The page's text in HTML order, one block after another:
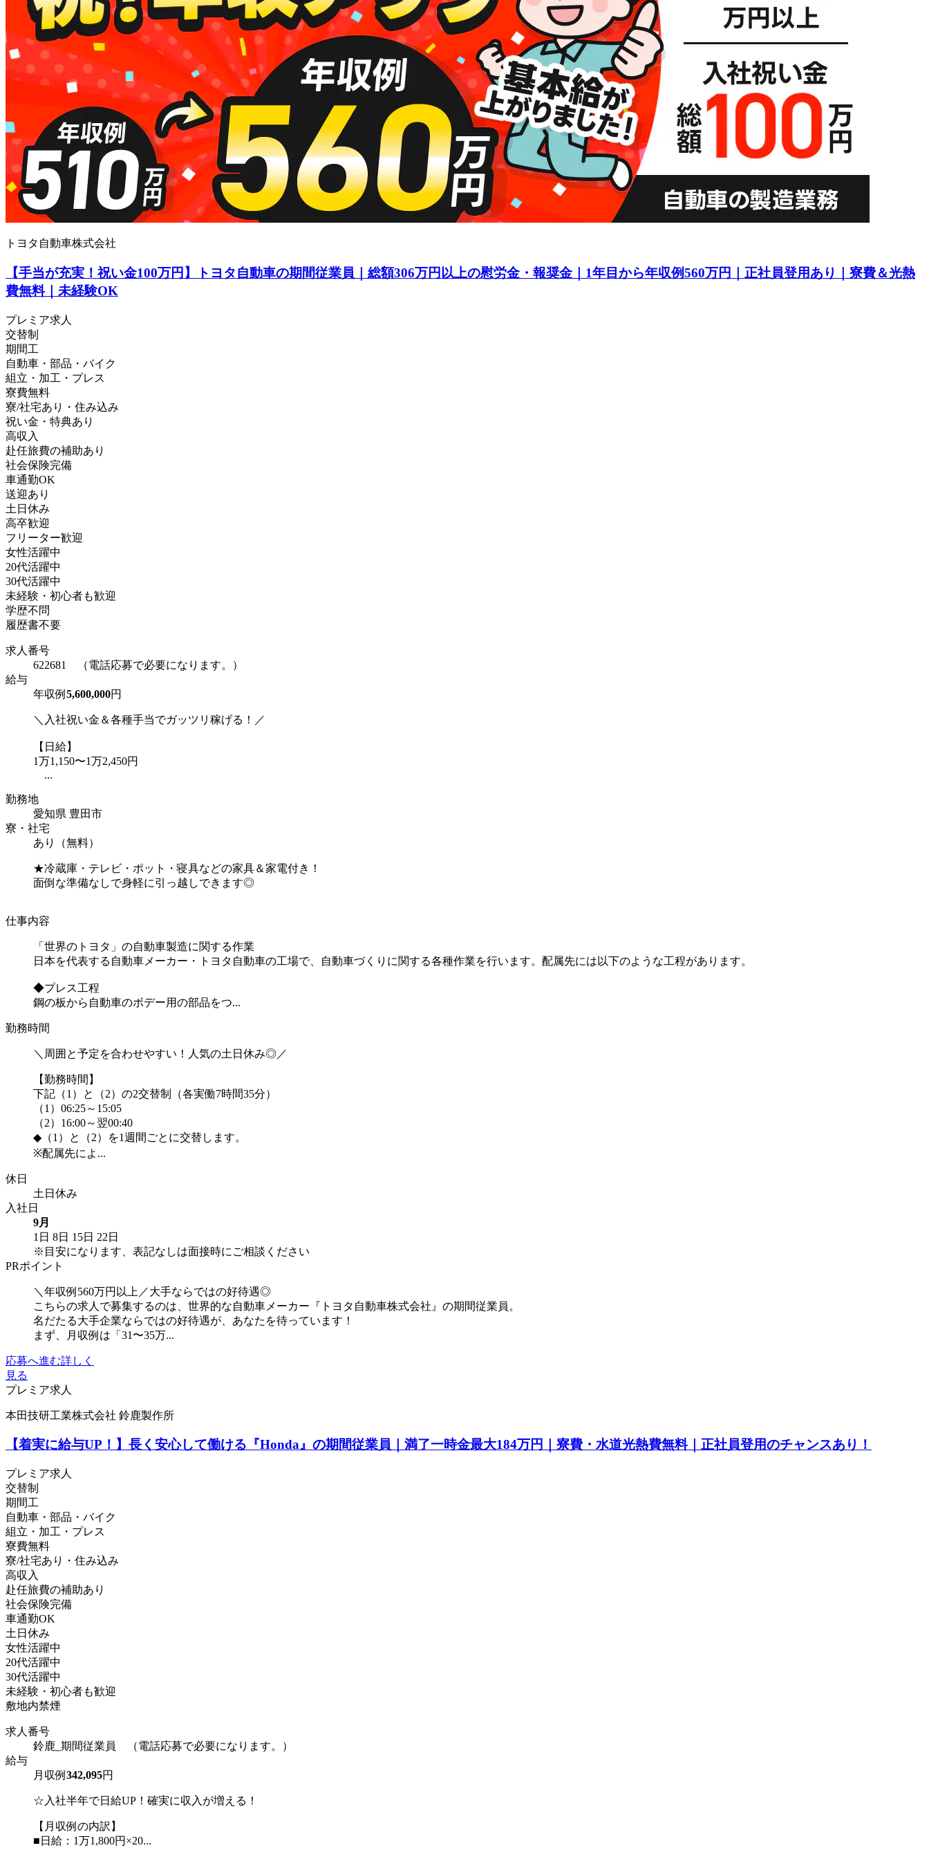
トヨタ自動車株式会社
【手当が充実！祝い金100万円】トヨタ自動車の期間従業員｜総額306万円以上の慰労金・報奨金｜1年目から年収例560万円｜正社員登用あり｜寮費＆光熱
費無料｜未経験OK
プレミア求人
交替制
期間工
自動車・部品・バイク
組立・加工・プレス
寮費無料
寮/社宅あり・住み込み
祝い金・特典あり
高収入
赴任旅費の補助あり
社会保険完備
車通勤OK
送迎あり
土日休み
高卒歓迎
フリーター歓迎
女性活躍中
20代活躍中
30代活躍中
未経験・初心者も歓迎
学歴不問
履歴書不要
求人番号
622681 （電話応募で必要になります。）
給与
年収例 5,600,000円
＼入社祝い金＆各種手当でガッツリ稼げる！／
【日給】
1万1,150〜1万2,450円
...
勤務地
愛知県 豊田市
寮・社宅
あり（無料）
★冷蔵庫・テレビ・ポット・寝具などの家具＆家電付き！
面倒な準備なしで身軽に引っ越しできます◎
仕事内容
「世界のトヨタ」の自動車製造に関する作業
日本を代表する自動車メーカー・トヨタ自動車の工場で、自動車づくりに関する各種作業を行います。配属先には以下のような工程があります。
◆プレス工程
鋼の板から自動車のボデー用の部品をつ...
勤務時間
＼周囲と予定を合わせやすい！人気の土日休み◎／
【勤務時間】
下記（1）と（2）の2交替制（各実働7時間35分）
（1）06:25～15:05
（2）16:00～翌00:40
◆（1）と（2）を1週間ごとに交替します。
※配属先によ...
休日
土日休み
入社日
9月
1日 8日 15日 22日
※目安になります、表記なしは面接時にご相談ください
PRポイント
＼年収例560万円以上／大手ならではの好待遇◎
こちらの求人で募集するのは、世界的な自動車メーカー『トヨタ自動車株式会社』の期間従業員。
名だたる大手企業ならではの好待遇が、あなたを待っています！
まず、月収例は「31〜35万...
応募へ進む詳しく
見る
プレミア求人
本田技研工業株式会社 鈴鹿製作所
【着実に給与UP！】長く安心して働ける『Honda』の期間従業員｜満了一時金最大184万円｜寮費・水道光熱費無料｜正社員登用のチャンスあり！
プレミア求人
交替制
期間工
自動車・部品・バイク
組立・加工・プレス
寮費無料
寮/社宅あり・住み込み
高収入
赴任旅費の補助あり
社会保険完備
車通勤OK
土日休み
女性活躍中
20代活躍中
30代活躍中
未経験・初心者も歓迎
敷地内禁煙
求人番号
鈴鹿_期間従業員 （電話応募で必要になります。）
給与
月収例 342,095円
☆入社半年で日給UP！確実に収入が増える！
【月収例の内訳】
■日給：1万1,800円×20...